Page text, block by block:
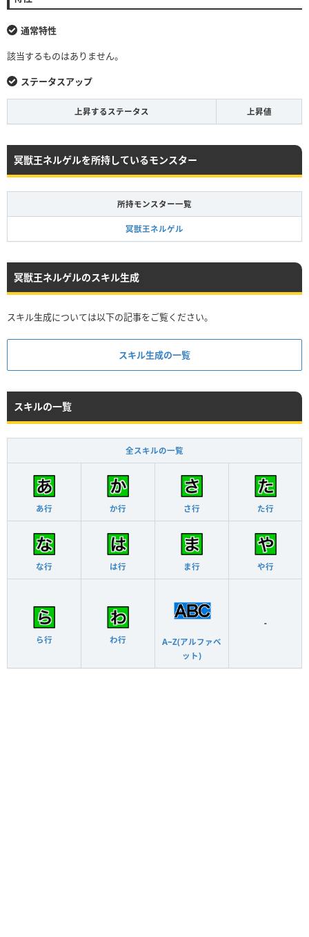
通常特性
該当するものはありません。
ステータスアップ
上昇するステータス 上昇値
冥獣王ネルゲルを所持しているモンスター
所持モンスター一覧
冥獣王ネルゲル
冥獣王ネルゲルのスキル生成
スキル生成については以下の記事をご覧ください。
スキル生成の一覧
スキルの一覧
全スキルの一覧
あ行 か行 さ行 た行
な行 は行 ま行 や行
ら行 わ行
A~Z(アルファベ
ット)
-